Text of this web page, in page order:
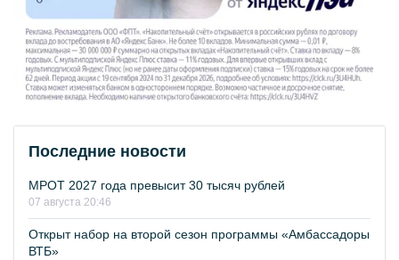
Последние новости
МРОТ 2027 года превысит 30 тысяч рублей
07 августа 20:46
Открыт набор на второй сезон программы «Амбассадоры
ВТБ»